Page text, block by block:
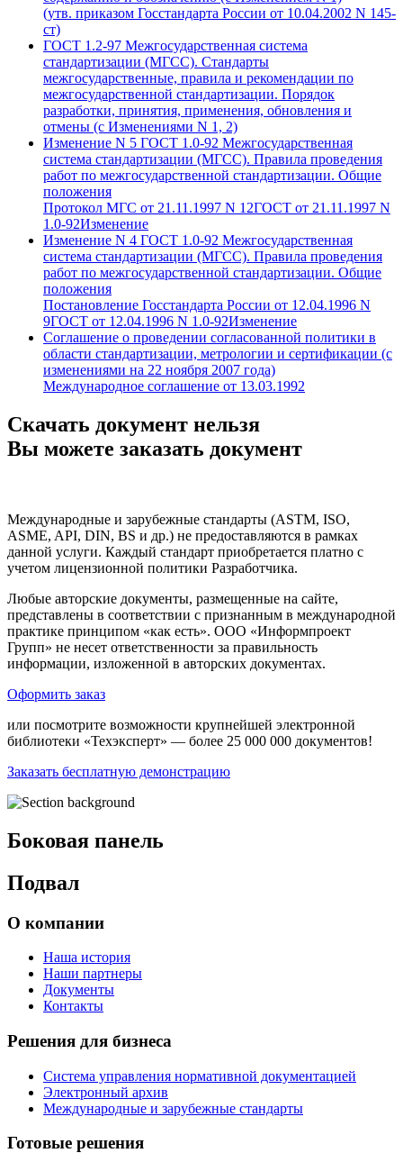
(утв. приказом Госстандарта России от 10.04.2002 N 145-
ст)
ГОСТ 1.2-97 Межгосударственная система
стандартизации (МГСС). Стандарты
межгосударственные, правила и рекомендации по
межгосударственной стандартизации. Порядок
разработки, принятия, применения, обновления и
отмены (с Изменениями N 1, 2)
Изменение N 5 ГОСТ 1.0-92 Межгосударственная
система стандартизации (МГСС). Правила проведения
работ по межгосударственной стандартизации. Общие
положения
Протокол МГС от 21.11.1997 N 12ГОСТ от 21.11.1997 N
1.0-92Изменение
Изменение N 4 ГОСТ 1.0-92 Межгосударственная
система стандартизации (МГСС). Правила проведения
работ по межгосударственной стандартизации. Общие
положения
Постановление Госстандарта России от 12.04.1996 N
9ГОСТ от 12.04.1996 N 1.0-92Изменение
Соглашение о проведении согласованной политики в
области стандартизации, метрологии и сертификации (с
изменениями на 22 ноября 2007 года)
Международное соглашение от 13.03.1992
Скачать документ нельзя
Вы можете заказать документ
Международные и зарубежные стандарты (ASTM, ISO,
ASME, API, DIN, BS и др.) не предоставляются в рамках
данной услуги. Каждый стандарт приобретается платно с
учетом лицензионной политики Разработчика.
Любые авторские документы, размещенные на сайте,
представлены в соответствии с признанным в международной
практике принципом «как есть». ООО «Информпроект
Групп» не несет ответственности за правильность
информации, изложенной в авторских документах.
Оформить заказ
или посмотрите возможности крупнейшей электронной
библиотеки «Техэксперт» — более 25 000 000 документов!
Заказать бесплатную демонстрацию
Боковая панель
Подвал
О компании
Наша история
Наши партнеры
Документы
Контакты
Решения для бизнеса
Система управления нормативной документацией
Электронный архив
Международные и зарубежные стандарты
Готовые решения